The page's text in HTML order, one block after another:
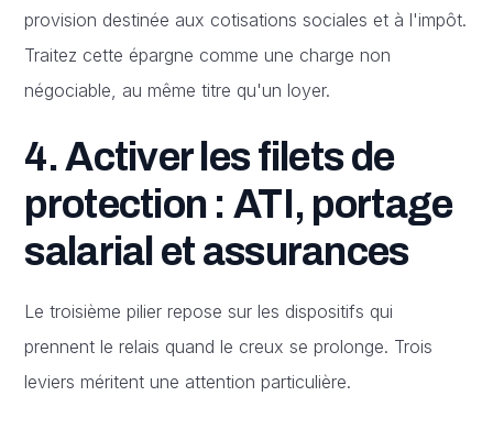
provision destinée aux cotisations sociales et à l'impôt.
Traitez cette épargne comme une charge non
négociable, au même titre qu'un loyer.
4. Activer les filets de
protection : ATI, portage
salarial et assurances
Le troisième pilier repose sur les dispositifs qui
prennent le relais quand le creux se prolonge. Trois
leviers méritent une attention particulière.